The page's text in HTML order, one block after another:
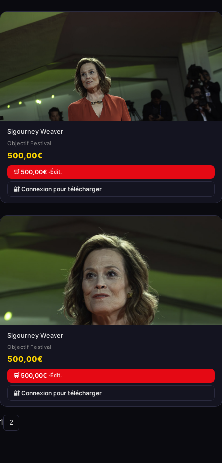
Sigourney Weaver
Objectif Festival
500,00€
🛒 500,00€ ·Édit.
🔐 Connexion pour télécharger
Sigourney Weaver
Objectif Festival
500,00€
🛒 500,00€ ·Édit.
🔐 Connexion pour télécharger
1 2